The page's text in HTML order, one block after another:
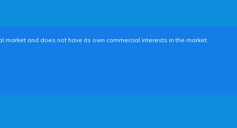
market and does not have its own commercial interests in the market.